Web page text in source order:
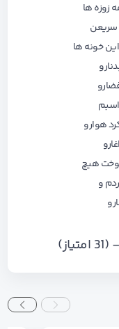
زوزه ها
سریعن
خونه ها
هوارو
هیچ
و